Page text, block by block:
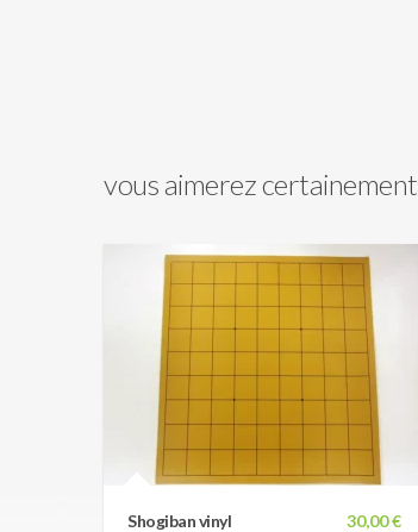
vous aimerez
30,00 €
Shogiban vinyl